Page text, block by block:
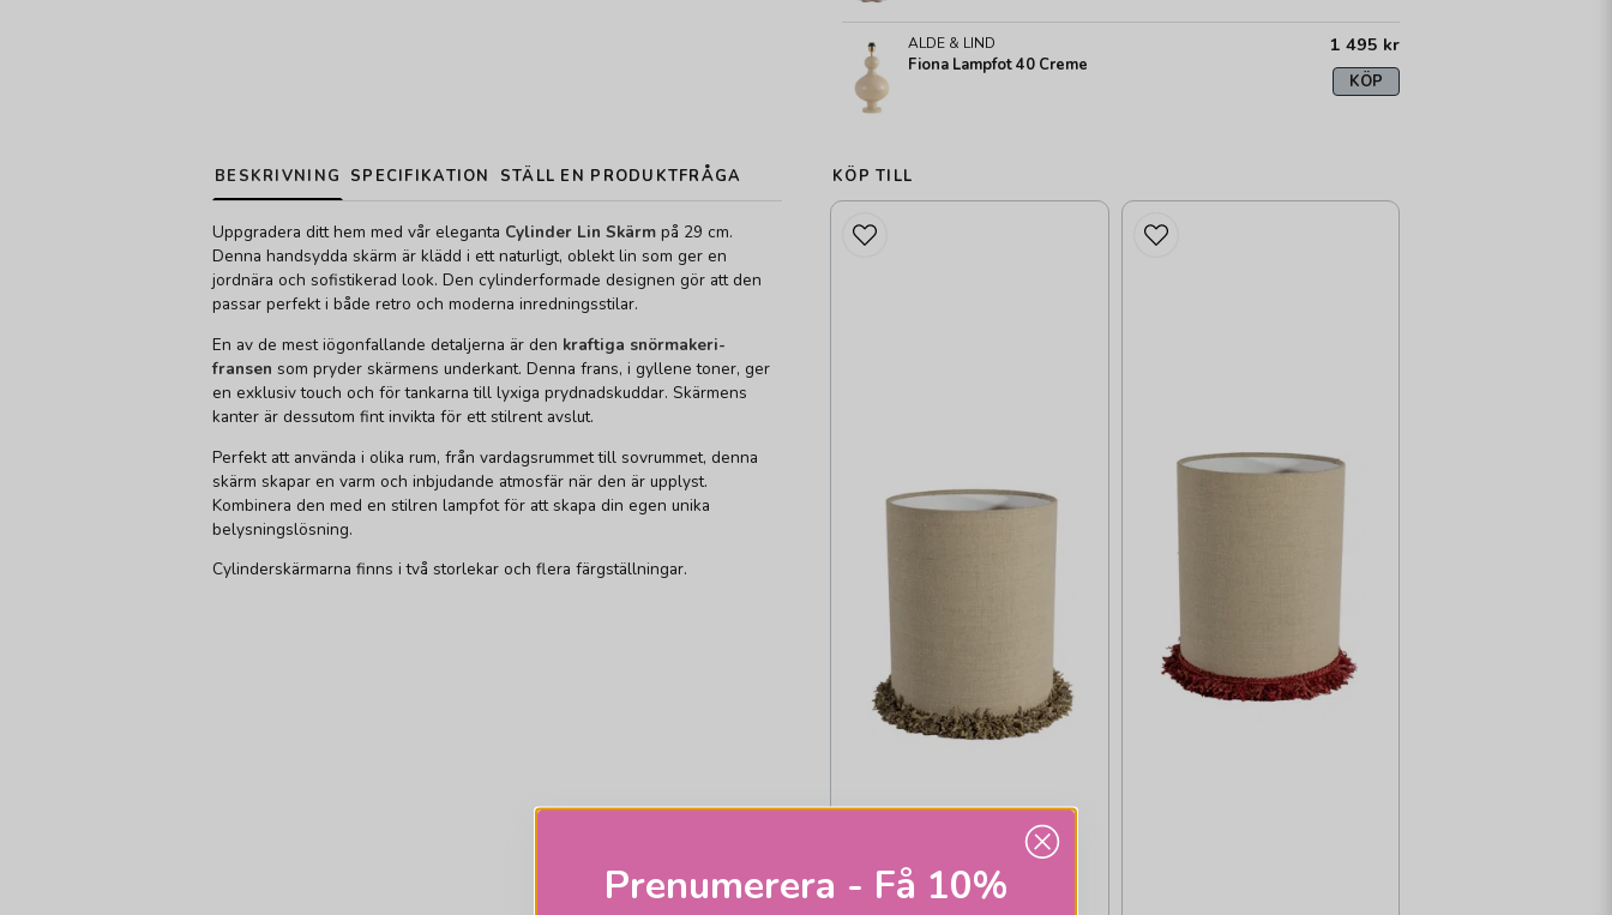
ALDE & LIND
Fiona Lampfot 40 Creme
1 495 kr
KÖP
BESKRIVNING SPECIFIKATION STÄLL EN PRODUKTFRÅGA
Uppgradera ditt hem med vår eleganta Cylinder Lin Skärm på 29 cm.
Denna handsydda skärm är klädd i ett naturligt, oblekt lin som ger en
jordnära och sofistikerad look. Den cylinderformade designen gör att den
passar perfekt i både retro och moderna inredningsstilar.
En av de mest iögonfallande detaljerna är den kraftiga snörmakeri-
fransen som pryder skärmens underkant. Denna frans, i gyllene toner, ger
en exklusiv touch och för tankarna till lyxiga prydnadskuddar. Skärmens
kanter är dessutom fint invikta för ett stilrent avslut.
Perfekt att använda i olika rum, från vardagsrummet till sovrummet, denna
skärm skapar en varm och inbjudande atmosfär när den är upplyst.
Kombinera den med en stilren lampfot för att skapa din egen unika
belysningslösning.
Cylinderskärmarna finns i två storlekar och flera färgställningar.
KÖP TILL
Prenumerera - Få 10%